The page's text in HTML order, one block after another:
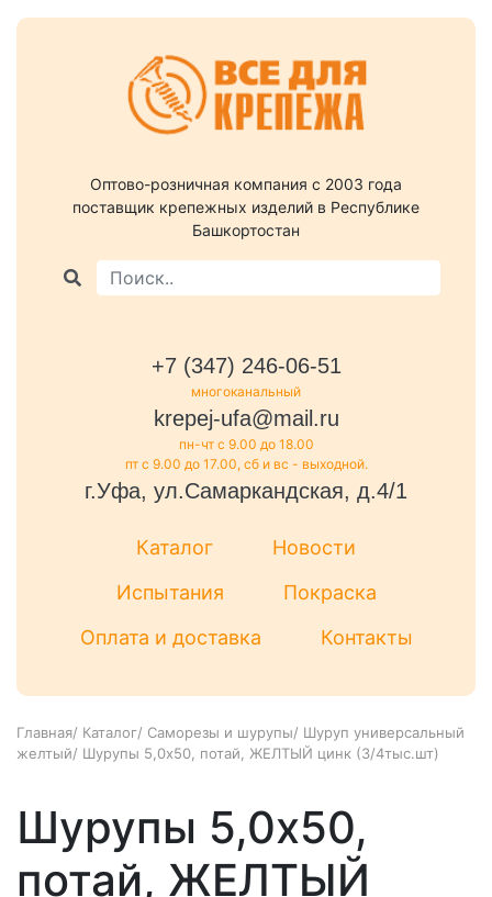
Оптово-розничная компания c 2003 года
поставщик крепежных изделий в Республике
Башкортостан
+7 (347) 246-06-51
многоканальный
krepej-ufa@mail.ru
пн-чт с 9.00 до 18.00
пт с 9.00 до 17.00, сб и вс - выходной.
г.Уфа, ул.Самаркандская, д.4/1
Каталог
Новости
Испытания
Покраска
Оплата и доставка
Контакты
Главная/ Каталог/ Саморезы и шурупы/ Шуруп универсальный
желтый/ Шурупы 5,0x50, потай, ЖЕЛТЫЙ цинк (3/4тыс.шт)
Шурупы 5,0x50,
потай, ЖЕЛТЫЙ